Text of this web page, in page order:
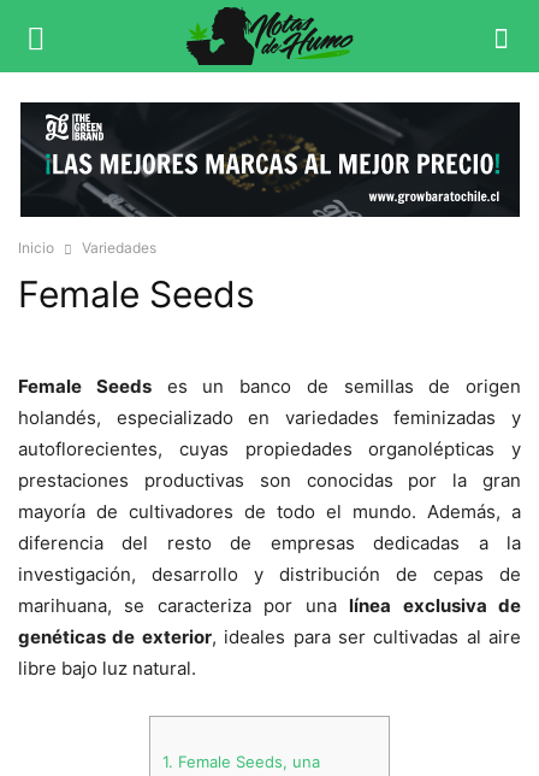
Inicio Variedades
Female Seeds
Female Seedses un banco de semillas de origen
holandés, especializado en variedades feminizadas y
autoflorecientes, cuyas propiedades organolépticas y
prestaciones productivas son conocidas por la gran
mayoría de cultivadores de todo el mundo. Además, a
diferencia del resto de empresas dedicadas a la
investigación, desarrollo y distribución de cepas de
marihuana, se caracteriza por unalínea exclusiva de
genéticas de exterior, ideales para ser cultivadas al aire
libre bajo luz natural.
1. Female Seeds, una